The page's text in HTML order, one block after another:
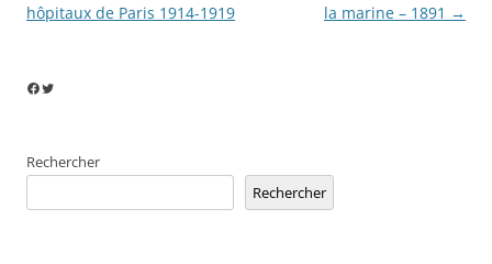
des
hôpitaux de Paris 1914-1919
la marine – 1891 →
Facebook
Twitter
Rechercher
Rechercher